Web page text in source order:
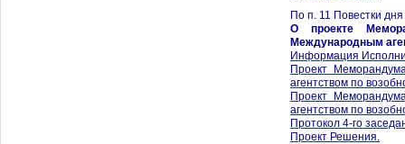
По п. 11 Повестки дня
О проекте
Международным
Информация
Проект
агентством по
Проект
агентством по
Протокол 4-го
Проект Решения.